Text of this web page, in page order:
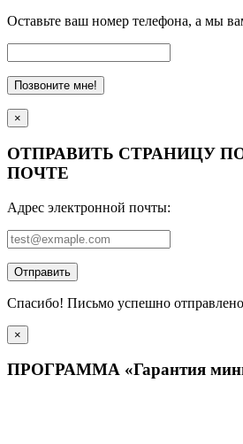
Оставьте ваш номер телефона, а мы
Позвоните мне!
×
ОТПРАВИТЬ СТРАНИЦУ
ПОЧТЕ
Адрес электронной почты:
Отправить
Спасибо! Письмо успешно
×
ПРОГРАММА «Гарантия